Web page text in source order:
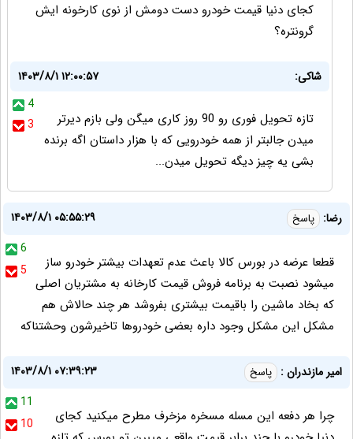
کجای دنیا قیمت خودرو دست دومش از نوی کارخونه ایش
گرونتره؟
شاکی:
۱۴۰۳/۸/۱ ۱۲:۰۰:۵۷
4
3
تازه تحویل فوری رو 90 روز کاری میگن ولی بازم دیرتر
میدن جالبتر از همه خودرویی که با هزار داستان اگه برنده
بشی یه چیز دیگه تحویل میدن...
رضا: پاسخ
۱۴۰۳/۸/۱ ۰۵:۵۵:۲۹
6
5
قطعا عرضه در بورس کالا باعث عدم تعهدات بیشتر خودرو ساز
میشود نصبت به برنامه فروش قیمت کارخانه به مشتریان اصلی
که بخاد ماشین را باقیمت بیشتری بفروشد هر چند حالاش هم
مشکل این مشکل وجود داره بعضی خودروها تاخیرشون وحشتناکه
امیر مازندران : پاسخ
۱۴۰۳/۸/۱ ۰۷:۳۹:۲۳
11
10
چرا هر دفعه این مسله مسخره مزخرف مطرح میکنید کجای